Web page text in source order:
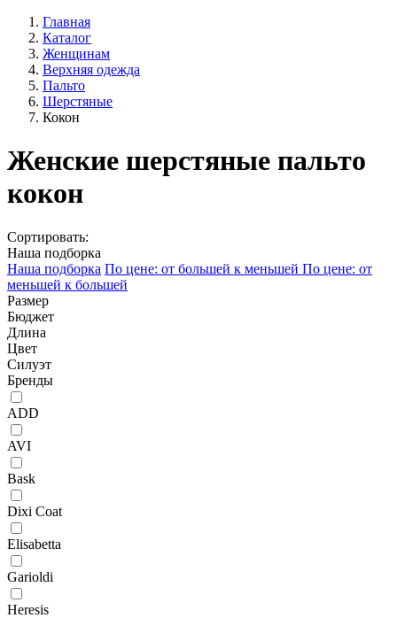
Главная
Каталог
Женщинам
Верхняя одежда
Пальто
Шерстяные
Кокон
Женские шерстяные пальто
кокон
Сортировать:
Наша подборка
Наша подборка По цене: от большей к меньшей По цене: от
меньшей к большей
Размер
Бюджет
Длина
Цвет
Силуэт
Бренды
ADD
AVI
Bask
Dixi Coat
Elisabetta
Garioldi
Heresis